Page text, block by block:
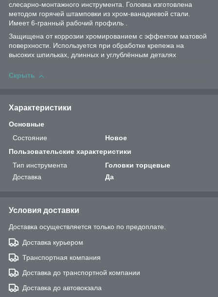
слесарно-монтажного инструмента. Головка изготовлена
методом горячей штамповки из хром-ванадиевой стали.
Имеет 6-гранный рабочий профиль .
Защищена от коррозии хромированием с эффектом матовой
поверхности. Используется при обработке крепежа на
высоких шпильках, длинных и углублённым деталях
Скрыть
Характеристики
Основные
Состояние
Новое
Пользовательские характеристики
Тип инструмента
Головки торцевые
Доставка
Да
Условия доставки
Доставка осуществляется только по предоплате.
Доставка курьером
Транспортная компания
Доставка до транспортной компании
Доставка до автовокзала